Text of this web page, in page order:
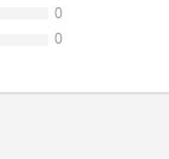
0
0